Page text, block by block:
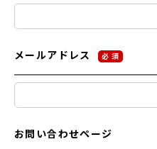
メールアドレス 必 須
お問い合わせページ